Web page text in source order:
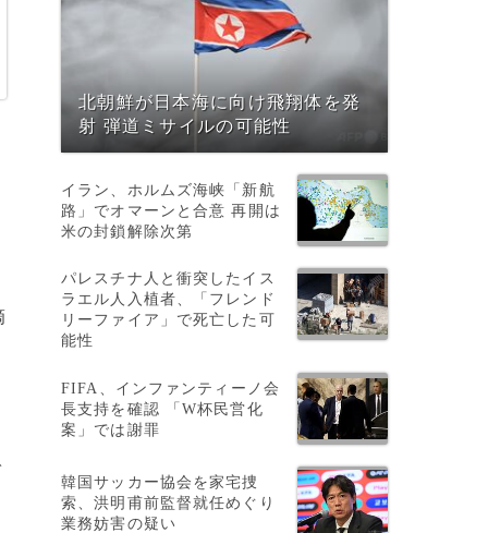
北朝鮮が日本海に向け飛翔体を発
射 弾道ミサイルの可能性
イラン、ホルムズ海峡「新航
路」でオマーンと合意 再開は
米の封鎖解除次第
パレスチナ人と衝突したイス
ラエル人入植者、「フレンド
リーファイア」で死亡した可
能性
FIFA、インファンティーノ会
長支持を確認 「W杯民営化
案」では謝罪
韓国サッカー協会を家宅捜
索、洪明甫前監督就任めぐり
業務妨害の疑い